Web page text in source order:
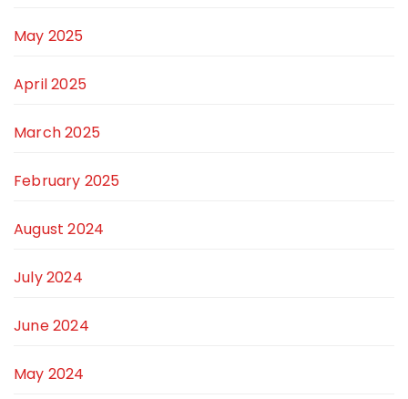
May 2025
April 2025
March 2025
February 2025
August 2024
July 2024
June 2024
May 2024